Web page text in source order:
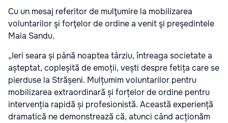
Cu un mesaj referitor de mulţumire la mobilizarea
voluntarilor şi forţelor de ordine a venit şi preşedintele
Maia Sandu.
„Ieri seara și până noaptea târziu, întreaga societate a
așteptat, copleșită de emoții, vești despre fetița care se
pierduse la Strășeni. Mulțumim voluntarilor pentru
mobilizarea extraordinară și forțelor de ordine pentru
intervenția rapidă și profesionistă. Această experiență
dramatică ne demonstrează că, atunci când acționăm